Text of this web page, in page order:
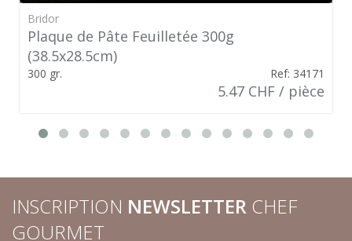
Bridor
Plaque de Pâte Feuilletée 300g
(38.5x28.5cm)
300 gr. Ref: 34171
5.47 CHF / pièce
INSCRIPTION NEWSLETTER CHEF
GOURMET